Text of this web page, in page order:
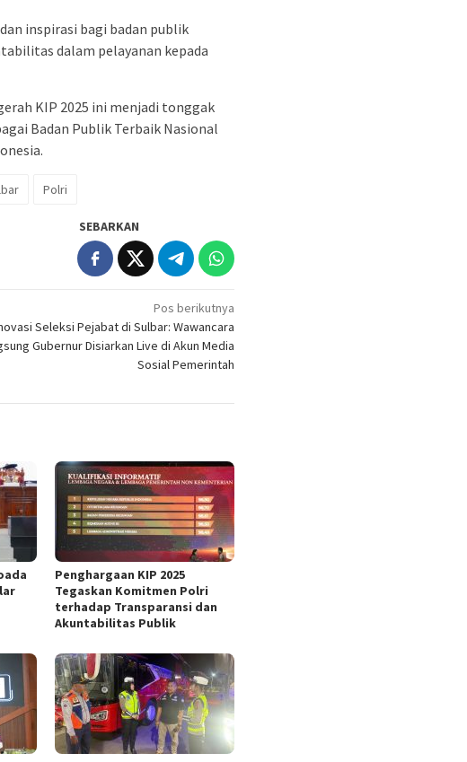
inspirasi bagi badan publik
dalam pelayanan kepada
KIP 2025 ini menjadi tonggak
Badan Publik Terbaik Nasional
Polri
SEBARKAN
Pos berikutnya
Seleksi Pejabat di Sulbar: Wawancara
Gubernur Disiarkan Live di Akun Media
Sosial Pemerintah
Penghargaan KIP 2025
Tegaskan Komitmen Polri
terhadap Transparansi dan
Akuntabilitas Publik